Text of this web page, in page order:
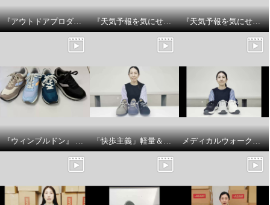
『アウトドアプロダクツ』 防水厚底ウィンターブーツ商品説明です 『天気予報を気にせず履けるトップドライ』スエード調チェック柄2WAYブーツの紹介 『天気予報を気にせず履けるトップドライ』スエード調チェック柄2WAYブーツのサイズ感についてです
『ウィンブルドン』 スニーカーで 紐の色を変えてアレンジを楽しんでみましょう♪ 「快歩主義」軽量＆脱ぎ履きラクラク！ゴム紐シューズの商品紹介とサイズについてです メディカルウォークファスナー付 やわらか合皮スニーカー ＳＨＭプラスの商品説明とサイズについて